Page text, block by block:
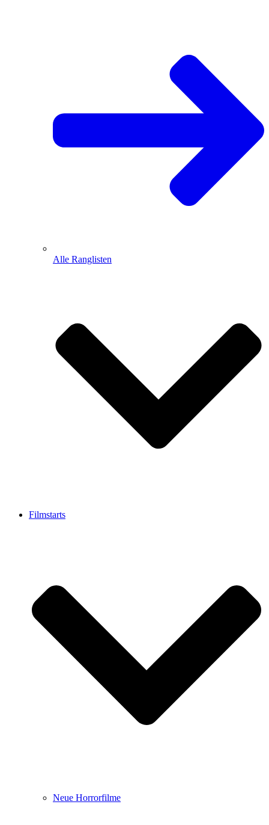
Alle Ranglisten
Filmstarts
Neue Horrorfilme